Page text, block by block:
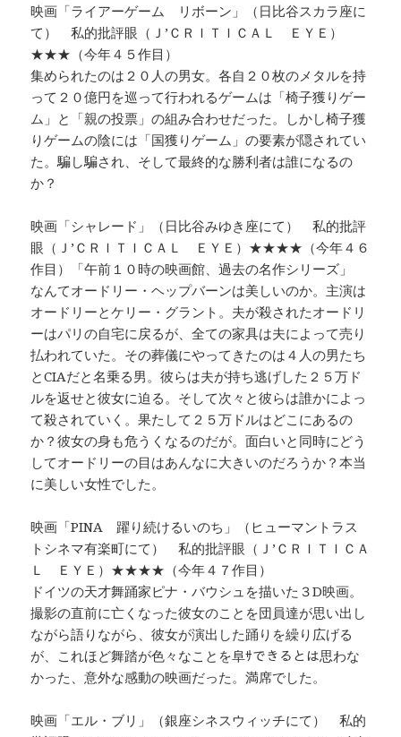
映画「ライアーゲーム リボーン」（日比谷スカラ座に
て） 私的批評眼（Ｊ’ＣＲＩＴＩＣＡＬ ＥＹＥ）
★★★（今年４５作目）
集められたのは２０人の男女。各自２０枚のメタルを持
って２０億円を巡って行われるゲームは「椅子獲りゲー
ム」と「親の投票」の組み合わせだった。しかし椅子獲
りゲームの陰には「国獲りゲーム」の要素が隠されてい
た。騙し騙され、そして最終的な勝利者は誰になるの
か？
映画「シャレード」（日比谷みゆき座にて） 私的批評
眼（Ｊ’ＣＲＩＴＩＣＡＬ ＥＹＥ）★★★★（今年４６
作目）「午前１０時の映画館、過去の名作シリーズ」
なんてオードリー・ヘップバーンは美しいのか。主演は
オードリーとケリー・グラント。夫が殺されたオードリ
ーはパリの自宅に戻るが、全ての家具は夫によって売り
払われていた。その葬儀にやってきたのは４人の男たち
とCIAだと名乗る男。彼らは夫が持ち逃げした２５万ド
ルを返せと彼女に迫る。そして次々と彼らは誰かによっ
て殺されていく。果たして２５万ドルはどこにあるの
か？彼女の身も危うくなるのだが。面白いと同時にどう
してオードリーの目はあんなに大きいのだろうか？本当
に美しい女性でした。
映画「PINA 躍り続けるいのち」（ヒューマントラス
トシネマ有楽町にて） 私的批評眼（Ｊ’ＣＲＩＴＩＣＡ
Ｌ ＥＹＥ）★★★★（今年４７作目）
ドイツの天才舞踊家ピナ・バウシュを描いた３D映画。
撮影の直前に亡くなった彼女のことを団員達が思い出し
ながら語りながら、彼女が演出した踊りを繰り広げる
が、これほど舞踏が色々なことを阜ｻできるとは思わな
かった、意外な感動の映画だった。満席でした。
映画「エル・ブリ」（銀座シネスウィッチにて） 私的